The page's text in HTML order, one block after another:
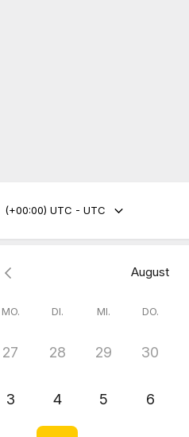
(+00:00) UTC - UTC
August
MO. DI. MI. DO.
27 28 29 30
3 4 5 6